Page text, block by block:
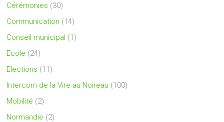
Cérémonies (30)
Communication (14)
Conseil municipal (1)
Ecole (24)
Elections (11)
Intercom de la Vire au Noireau (100)
Mobilité (2)
Normandie (2)